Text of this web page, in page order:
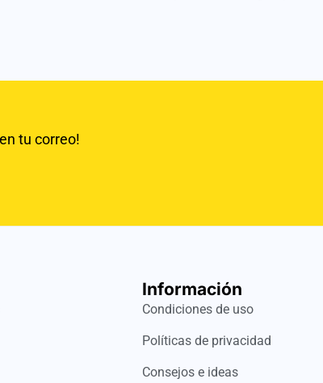
tu correo!
Información
Condiciones de uso
Políticas de privacidad
Consejos e ideas